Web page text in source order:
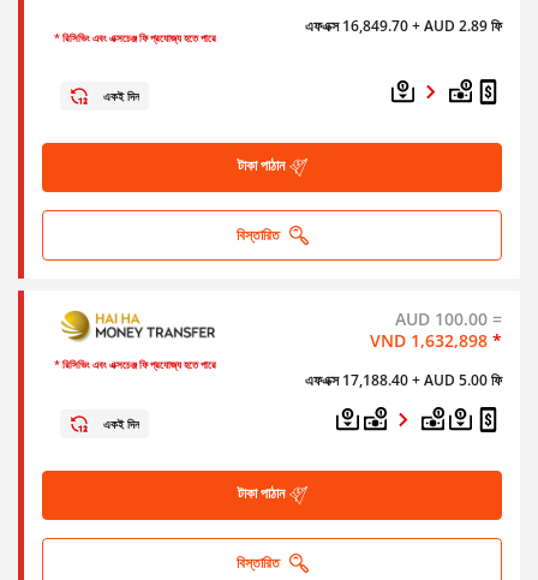
* রিসিভিং এবং এক্সচেঞ্জ ফি প্রযোজ্য হতে পারে
এফএক্স 16,849.70+ AUD 2.89 ফি
একই দিন
টাকা পাঠান
বিস্তারিত
* রিসিভিং এবং এক্সচেঞ্জ ফি প্রযোজ্য হতে পারে
AUD 100.00 =
VND 1,632,898 *
এফএক্স 17,188.40+ AUD 5.00 ফি
একই দিন
টাকা পাঠান
বিস্তারিত